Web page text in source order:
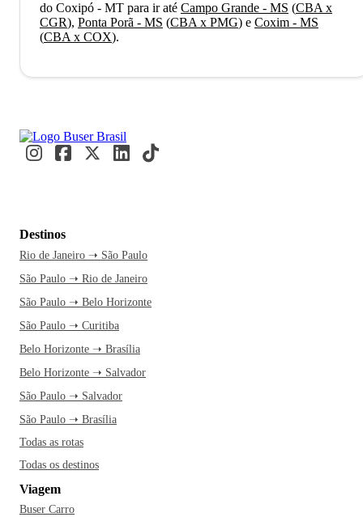
do Coxipó - MT para ir até Campo Grande - MS (CBA x
CGR), Ponta Porã - MS (CBA x PMG) e Coxim - MS
(CBA x COX).
Destinos
Rio de Janeiro ➝ São Paulo
São Paulo ➝ Rio de Janeiro
São Paulo ➝ Belo Horizonte
São Paulo ➝ Curitiba
Belo Horizonte ➝ Brasília
Belo Horizonte ➝ Salvador
São Paulo ➝ Salvador
São Paulo ➝ Brasília
Todas as rotas
Todas os destinos
Viagem
Buser Carro